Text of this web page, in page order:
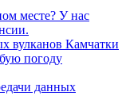
месте? У нас
вулканов Камчатки
погоду
данных